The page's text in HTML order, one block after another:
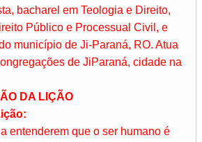
bacharel em Teologia e Direito,
Público e Processual Civil, e
município de Ji-Paraná, RO. Atua
de JiParaná, cidade na
DA LIÇÃO
entenderem que o ser humano é